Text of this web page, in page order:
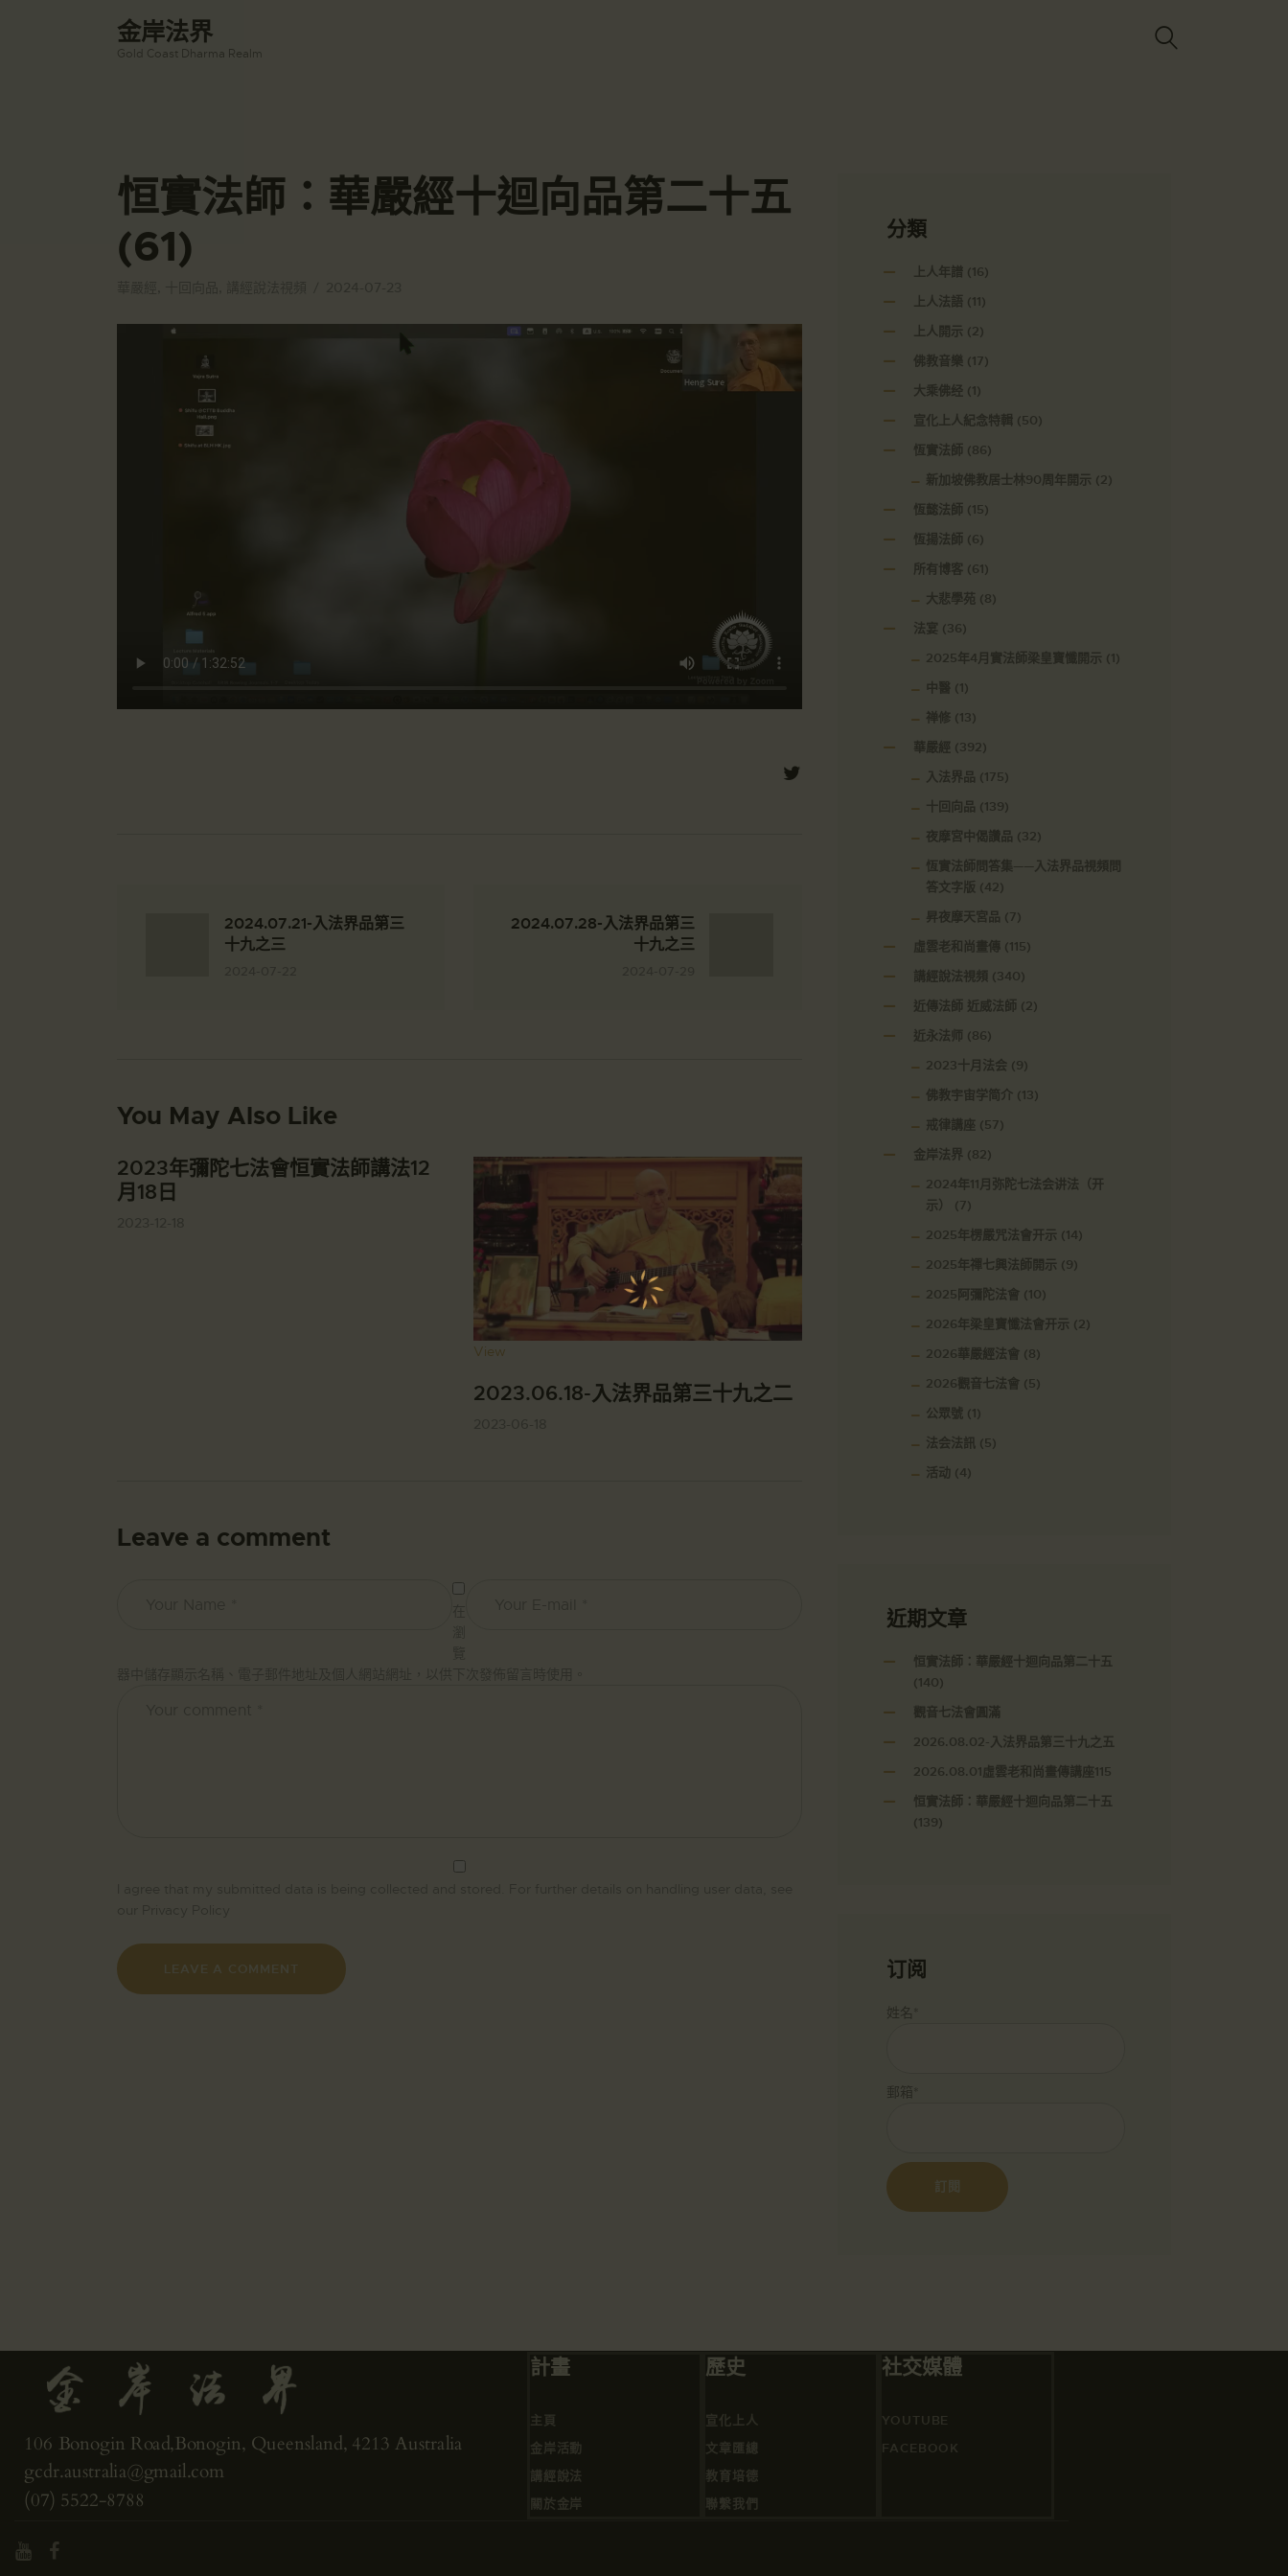
金岸法界
Gold Coast Dharma Realm
宣化上人
聯繫我們
恒實法師：華嚴經十迴向品第二十五
(61)
2024.07.21-入法界品第三
十九之三
2024.07.28-入法界品第三
十九之三
You May Also Like
2023年彌陀七法會恒實法師講法12
月18日
View
2023.06.18-入法界品第三十九之二
Leave a comment
分類
上人年譜 (16)
上人法語 (11)
上人開示 (2)
佛教音樂 (17)
大乘佛经 (1)
宣化上人紀念特輯 (50)
恆實法師 (86)
新加坡佛教居士林90周年開示 (2)
恆懿法師 (15)
恆揚法師 (6)
所有博客 (61)
大悲學苑 (8)
法宴 (36)
2025年4月實法師梁皇寶懺開示 (1)
中醫 (1)
禅修 (13)
華嚴經 (392)
入法界品 (175)
十回向品 (139)
夜摩宮中偈讚品 (32)
恆實法師問答集——入法界品視頻問
答文字版 (42)
昇夜摩天宮品 (7)
虛雲老和尚畫傳 (115)
講經說法視頻
(340)
近傳法師 近威法師 (2)
近永法师 (86)
2023十月法会 (9)
佛教宇宙学简介 (13)
戒律講座 (57)
金岸法界 (82)
2024年11月弥陀七法会讲法（开
示）
(7)
2025年楞嚴咒法會开示 (14)
2025年禪七興法師開示 (9)
2025阿彌陀法會 (10)
2026年梁皇寶懺法會开示 (2)
2026華嚴經法會 (8)
2026觀音七法會 (5)
公眾號 (1)
法会法訊 (5)
活动 (4)
近期文章
恒實法師：華嚴經十迴向品第二十五
(140)
觀音七法會圓滿
2026.08.02-入法界品第三十九之五
2026.08.01虛雲老和尚畫傳講座115
恒實法師：華嚴經十迴向品第二十五
(139)
订阅
姓名*
郵箱*
106 Bonogin Road,Bonogin, Queensland, 4213 Australia
gcdr.australia@gmail.com
(07) 5522-8788
計畫
主頁
金岸活動
講經說法
關於金岸
歷史
宣化上人
文章匯總
教育培德
聯繫我們
社交媒體
YOUTUBE
FACEBOOK
👉Zoom Link 链接：
https://drba-org.zoom.us/j/84914586289
👉Meeting ID 会议号：84914586289